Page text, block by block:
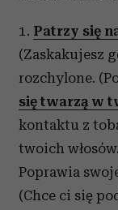
1. Patrzy się
(Zaskakujesz
rozchylone.
się twarzą w
kontaktu z
twoich
Poprawia
(Chce ci się